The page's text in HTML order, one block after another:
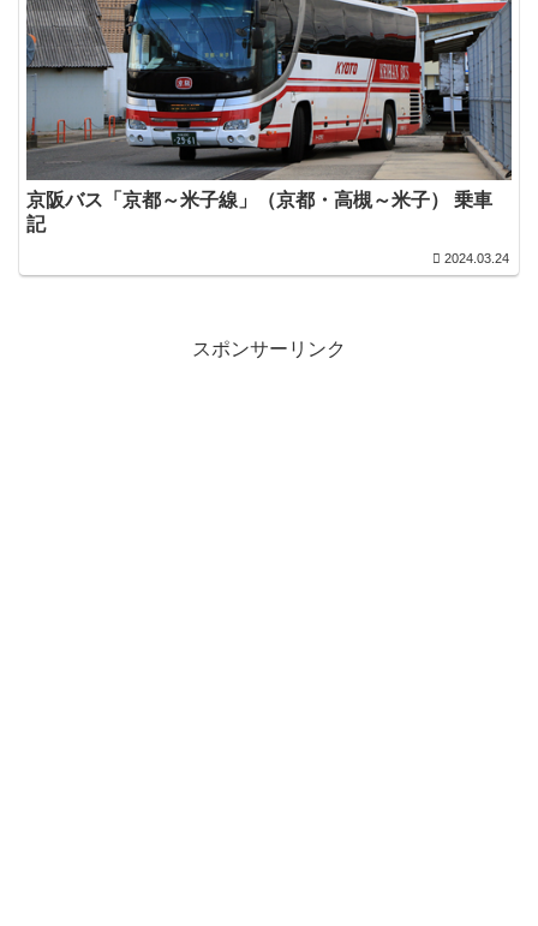
京阪バス「京都～米子線」（京都・高槻～米子） 乗車
記
2024.03.24
スポンサーリンク